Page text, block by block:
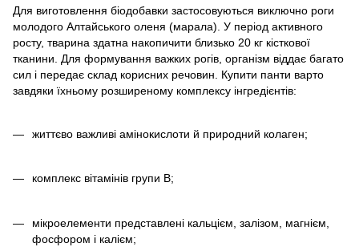
Для виготовлення біодобавки застосовуються виключно роги
молодого Алтайського оленя (марала). У період активного
росту, тварина здатна накопичити близько 20 кг кісткової
тканини. Для формування важких рогів, організм віддає багато
сил і передає склад корисних речовин. Купити панти варто
завдяки їхньому розширеному комплексу інгредієнтів:
життєво важливі амінокислоти й природний колаген;
комплекс вітамінів групи B;
мікроелементи представлені кальцієм, залізом, магнієм,
фосфором і калієм;